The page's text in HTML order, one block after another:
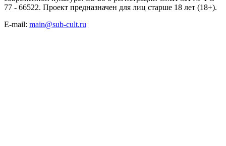
77 - 66522. Проект предназначен для лиц старше 18 лет (18+).
E-mail: main@sub-cult.ru